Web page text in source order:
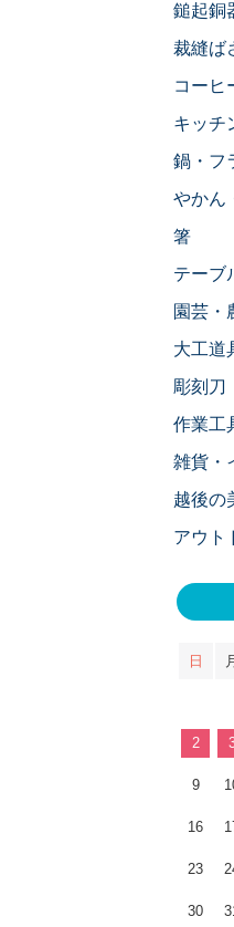
鎚起銅
裁縫ば
コー
キッチ
鍋・フ
やかん
箸
テーブ
園芸・
大工道
彫刻刀
作業工
雑貨・
越後の
アウト
日
2
9
16
23
30